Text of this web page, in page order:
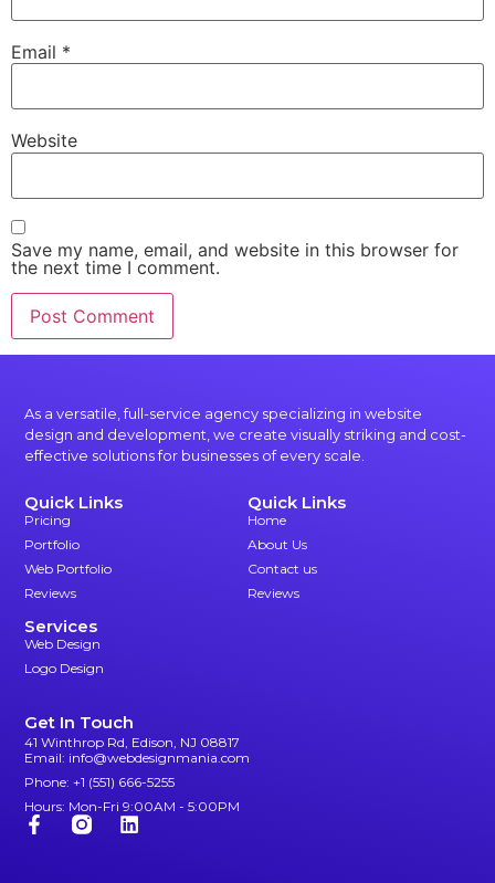
Email *
Website
Save my name, email, and website in this browser for
the next time I comment.
As a versatile, full-service agency specializing in website
design and development, we create visually striking and cost-
effective solutions for businesses of every scale.
Quick Links
Home
About Us
Contact us
Reviews
Quick Links
Pricing
Portfolio
Web Portfolio
Reviews
Services
Web Design
Logo Design
Get In Touch
41 Winthrop Rd, Edison, NJ 08817
Email: info@webdesignmania.com
Phone: +1 (551) 666-5255
Hours: Mon-Fri 9:00AM - 5:00PM